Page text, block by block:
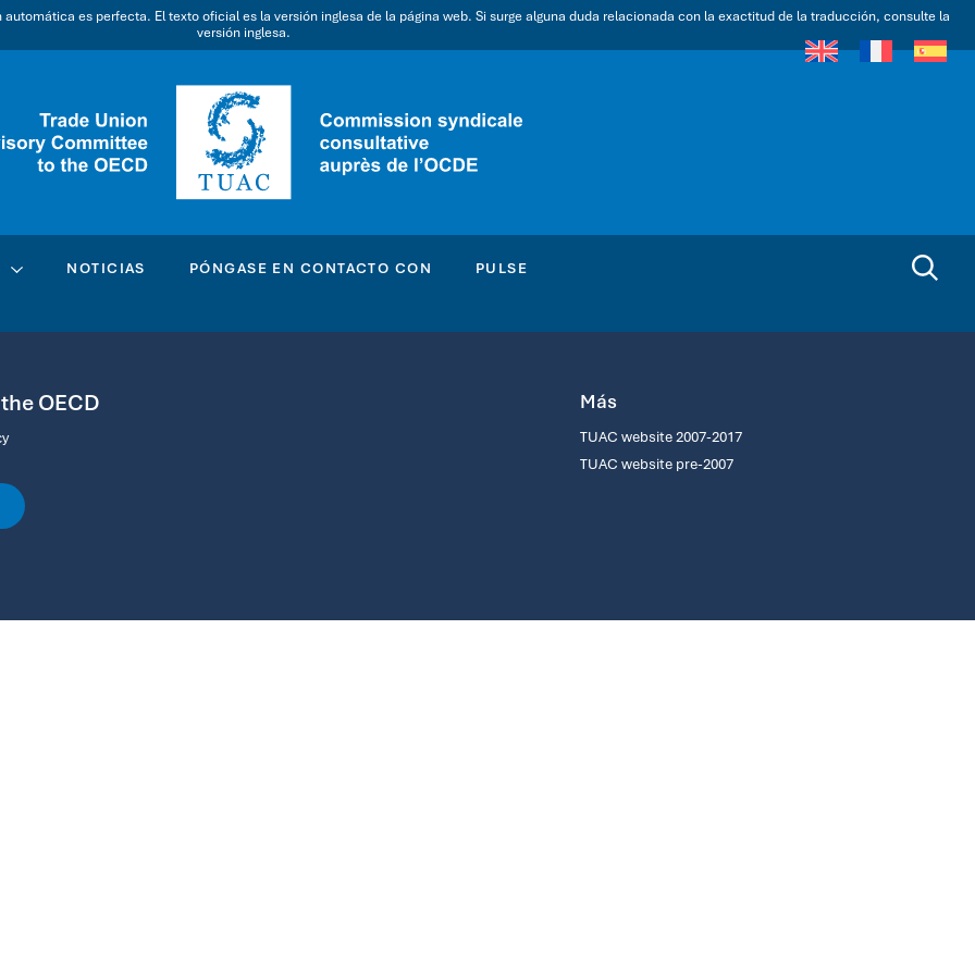
es perfecta. El texto oficial es la versión inglesa de la página web. Si surge alguna duda relacionada con la exactitud de la traducción, consulte la
versión inglesa.
NOTICIAS PÓNGASE EN CONTACTO CON
PULSE
OECD Más
TUAC website 2007-2017
TUAC website pre-2007